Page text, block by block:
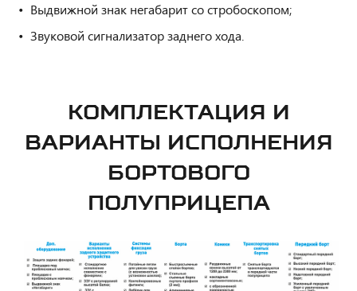
Выдвижной знак негабарит со стробоскопом;
Звуковой сигнализатор заднего хода.
КОМПЛЕКТАЦИЯ И
ВАРИАНТЫ ИСПОЛНЕНИЯ
БОРТОВОГО
ПОЛУПРИЦЕПА